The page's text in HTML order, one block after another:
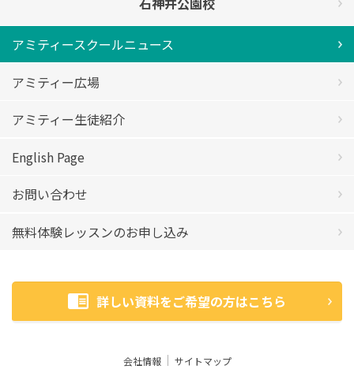
アミティースクールニュース
アミティー広場
アミティー生徒紹介
English Page
お問い合わせ
無料体験レッスンのお申し込み
詳しい資料をご希望の方はこちら
会社情報 サイトマップ